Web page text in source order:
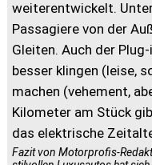
Fazit von Motorprofis-